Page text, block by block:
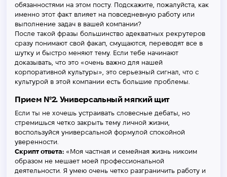
обязанностями на этом посту. Подскажите, пожалуйста, как
именно этот факт влияет на повседневную работу или
выполнение задач в вашей компании?
После такой фразы большинство адекватных рекрутеров
сразу понимают свой факап, смущаются, переводят все в
шутку и быстро меняют тему. Если тебе начинают
доказывать, что это «очень важно для нашей
корпоративной культуры», это серьезный сигнал, что с
культурой в этой компании есть большие проблемы.
Прием №2. Универсальный мягкий щит
Если ты не хочешь устраивать словесные дебаты, но
стремишься четко закрыть тему личной жизни,
воспользуйся универсальной формулой спокойной
уверенности.
Скрипт ответа: «Моя частная и семейная жизнь никоим
образом не мешает моей профессиональной
деятельности. Я умею очень четко разграничить работу и